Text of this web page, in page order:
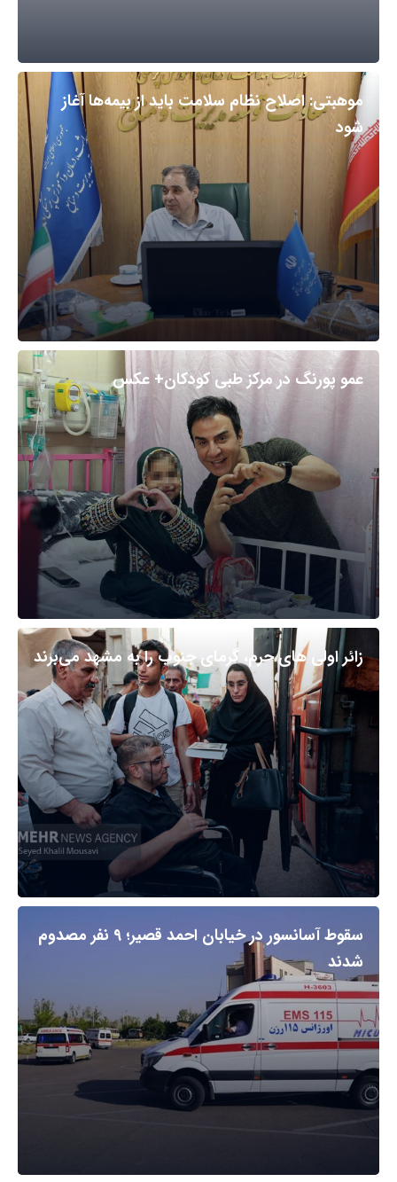
موهبتی: اصلاح نظام سلامت باید از بیمه‌ها آغاز
شود
عمو پورنگ در مرکز طبی کودکان+ عکس
زائر اولی های حرم، گرمای جنوب را به مشهد می‌برند
سقوط آسانسور در خیابان احمد قصیر؛ ۹ نفر مصدوم
شدند